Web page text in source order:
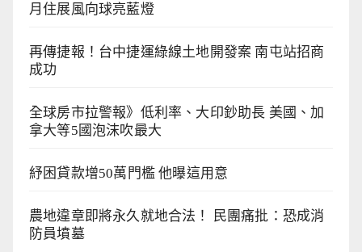
月住展風向球亮藍燈
再傳捷報！台中捷運綠線土地開發案 南屯站招商
成功
全球房市拉警報》低利率、大印鈔助長 美國、加
拿大等5國泡沫吹最大
紓困貸款增50萬門檻 他曝這用意
農地違章即將永久就地合法！ 民團痛批：恐成消
防員墳墓